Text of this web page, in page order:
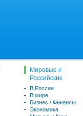
Мировые и
Российские
В России
В мире
Бизнес / Финансы
Экономика